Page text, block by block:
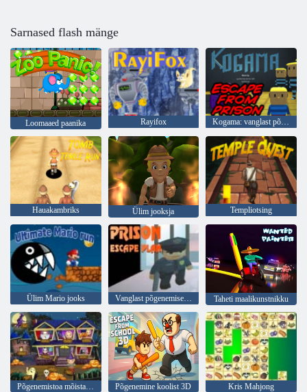
Sarnased flash mänge
Loomaaed paanika Rayifox Kogama: vanglast põgenemine
Hauakambriks Ülim jooksja Templiotsing
Ülim Mario jooks Vanglast põgenemise kava Taheti maalikunstnikku
Põgenemistoa mõistatus Põgenemine koolist 3D Kris Mahjong